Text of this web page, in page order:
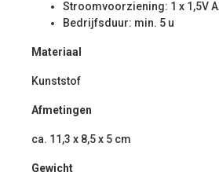
Stroomvoorziening: 1 x 1,5V
Bedrijfsduur: min. 5 u
Materiaal
Kunststof
Afmetingen
ca. 11,3 x 8,5 x 5 cm
Gewicht